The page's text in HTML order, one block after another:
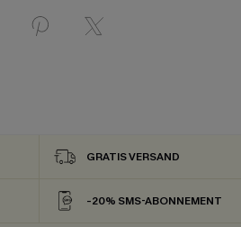
GRATIS VERSAND
-20% SMS-ABONNEMENT